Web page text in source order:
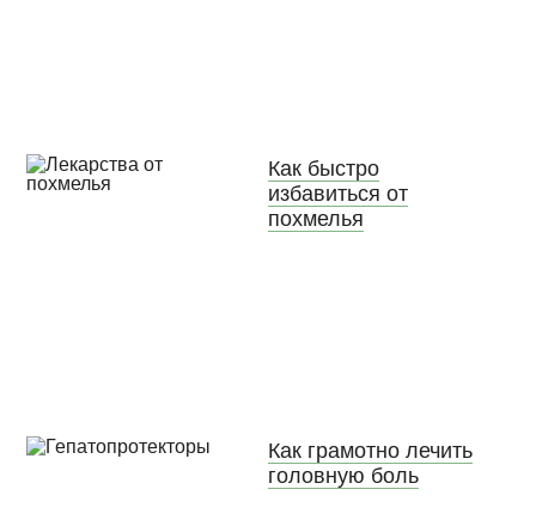
Как быстро
избавиться от
похмелья
Как грамотно лечить
головную боль